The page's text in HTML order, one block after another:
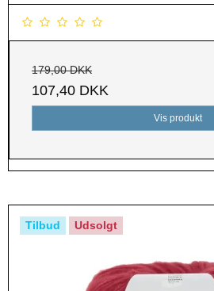
179,00 DKK
107,40 DKK
Vis produkt
Tilbud Udsolgt